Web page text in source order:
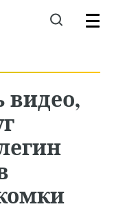
видео,